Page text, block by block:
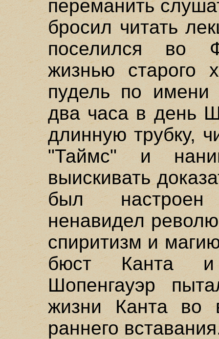
переманить
бросил читать
поселился во
жизнью старого
пудель по
два часа в день
длинную трубку,
"Таймс" и
выискивать
был настроен
ненавидел
спиритизм и
бюст Канта и
Шопенгауэр
жизни Канта во
раннего